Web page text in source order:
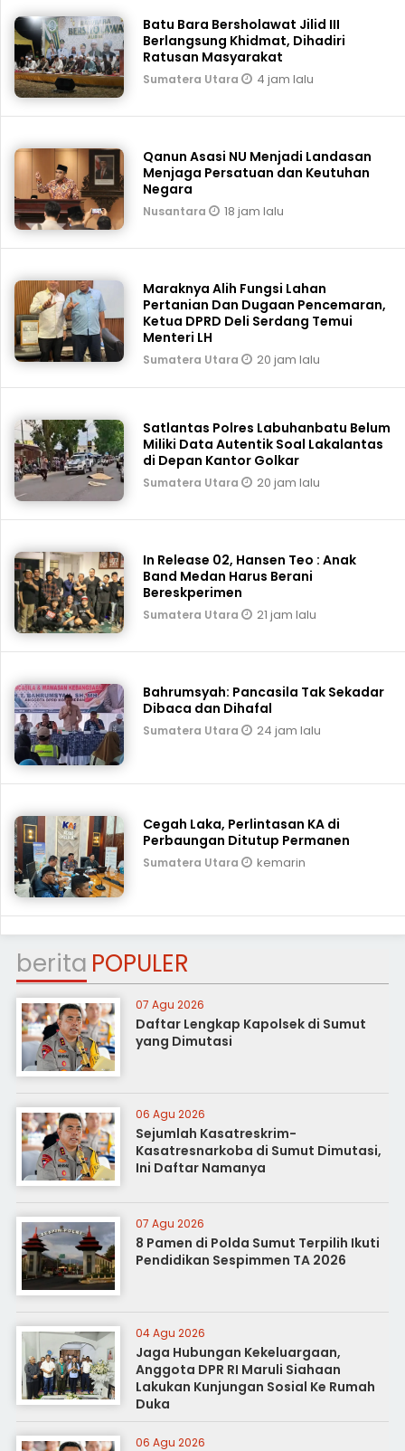
Batu Bara Bersholawat Jilid III
Berlangsung Khidmat, Dihadiri
Ratusan Masyarakat
Sumatera Utara 4 jam lalu
Qanun Asasi NU Menjadi Landasan
Menjaga Persatuan dan Keutuhan
Negara
Nusantara 18 jam lalu
Maraknya Alih Fungsi Lahan
Pertanian Dan Dugaan Pencemaran,
Ketua DPRD Deli Serdang Temui
Menteri LH
Sumatera Utara 20 jam lalu
Satlantas Polres Labuhanbatu Belum
Miliki Data Autentik Soal Lakalantas
di Depan Kantor Golkar
Sumatera Utara 20 jam lalu
In Release 02, Hansen Teo : Anak
Band Medan Harus Berani
Bereskperimen
Sumatera Utara 21 jam lalu
Bahrumsyah: Pancasila Tak Sekadar
Dibaca dan Dihafal
Sumatera Utara 24 jam lalu
Cegah Laka, Perlintasan KA di
Perbaungan Ditutup Permanen
Sumatera Utara kemarin
berita POPULER
07 Agu 2026
Daftar Lengkap Kapolsek di Sumut
yang Dimutasi
06 Agu 2026
Sejumlah Kasatreskrim-
Kasatresnarkoba di Sumut Dimutasi,
Ini Daftar Namanya
07 Agu 2026
8 Pamen di Polda Sumut Terpilih Ikuti
Pendidikan Sespimmen TA 2026
04 Agu 2026
Jaga Hubungan Kekeluargaan,
Anggota DPR RI Maruli Siahaan
Lakukan Kunjungan Sosial Ke Rumah
Duka
06 Agu 2026